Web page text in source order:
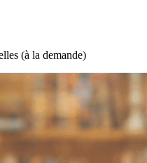
(à la demande)